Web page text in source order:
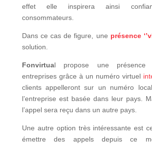
effet elle inspirera ainsi
consommateurs.
Dans ce cas de figure, une présence
solution.
Fonvirtual propose une présence
entreprises grâce à un numéro virtuel
clients appelleront sur un numéro
l’entreprise est basée dans leur pays.
l’appel sera reçu dans un autre pays.
Une autre option très intéressante est
émettre des appels depuis ce